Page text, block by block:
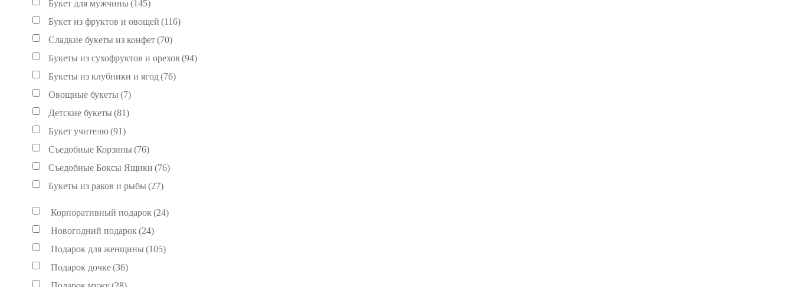
Букет для мужчины (145)
Букет из фруктов и овощей (116)
Сладкие букеты из конфет(70)
Букеты из сухофруктов и орехов (94)
Букеты из клубники и ягод(76)
Овощные букеты (7)
Детские букеты (81)
Букет учителю(91)
Съедобные Корзины (76)
Съедобные Боксы Ящики (76)
Букеты из раков и рыбы (27)
Корпоративный подарок (24)
Новогодний подарок (24)
Подарок для женщины (105)
Подарок дочке(36)